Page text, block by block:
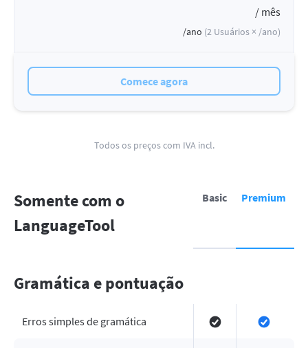
/ mês
/ano (2 Usuários × /ano)
Comece agora
Todos os preços com IVA incl.
Somente com o
LanguageTool
Basic Premium
Gramática e pontuação
Erros simples de gramática